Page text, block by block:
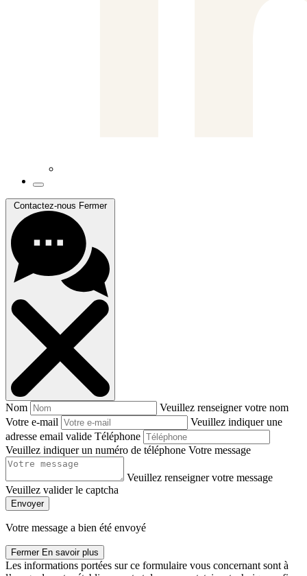
Contactez-nous Fermer
Nom
Veuillez renseigner votre nom
Votre e-mail
Veuillez indiquer une
adresse email valide Téléphone
Veuillez indiquer un numéro de téléphone Votre message
Veuillez renseigner votre message
Veuillez valider le captcha
Envoyer
Votre message a bien été envoyé
Fermer En savoir plus
Les informations portées sur ce formulaire vous concernant sont à